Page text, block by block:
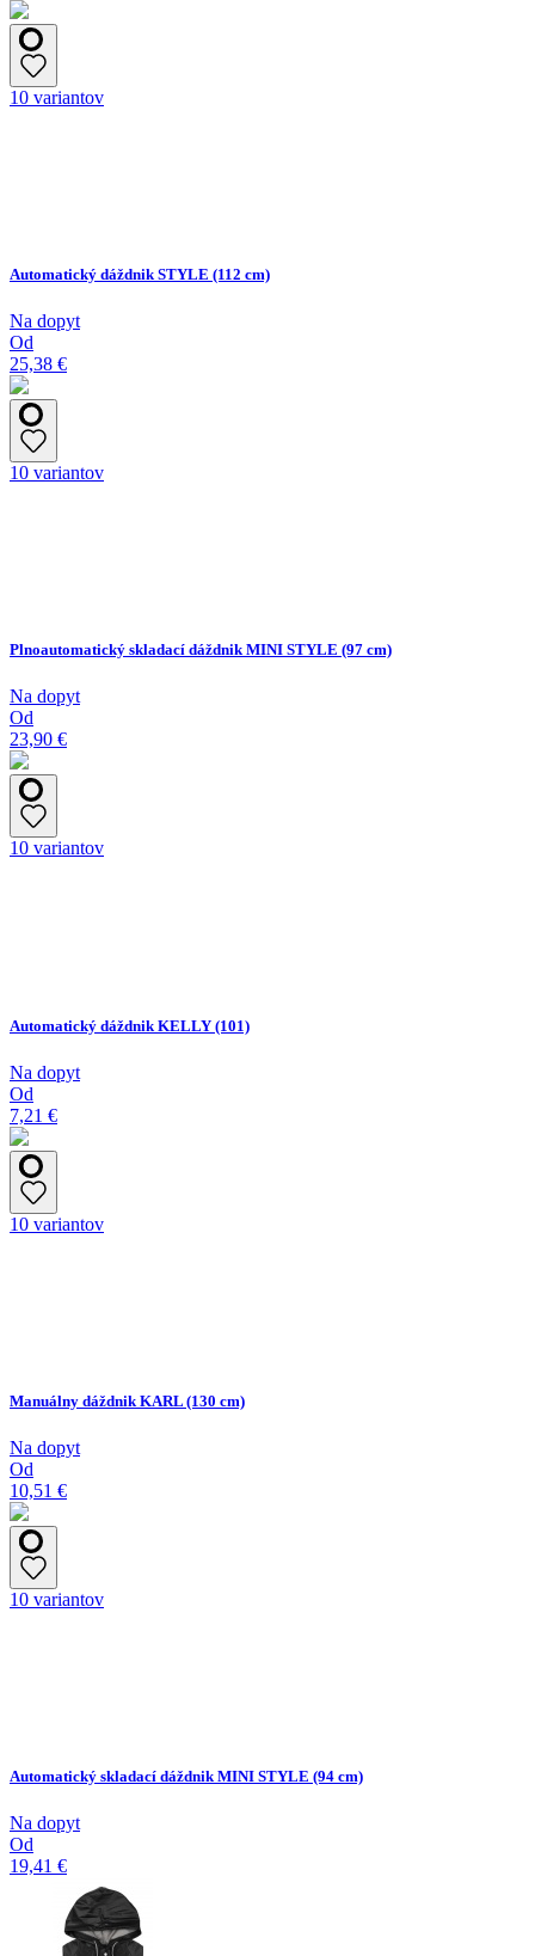
10 variantov
Automatický dáždnik STYLE (112 cm)
Na dopyt
Od
25,38 €
10 variantov
Plnoautomatický skladací dáždnik MINI STYLE (97 cm)
Na dopyt
Od
23,90 €
10 variantov
Automatický dáždnik KELLY (101)
Na dopyt
Od
7,21 €
10 variantov
Manuálny dáždnik KARL (130 cm)
Na dopyt
Od
10,51 €
10 variantov
Automatický skladací dáždnik MINI STYLE (94 cm)
Na dopyt
Od
19,41 €